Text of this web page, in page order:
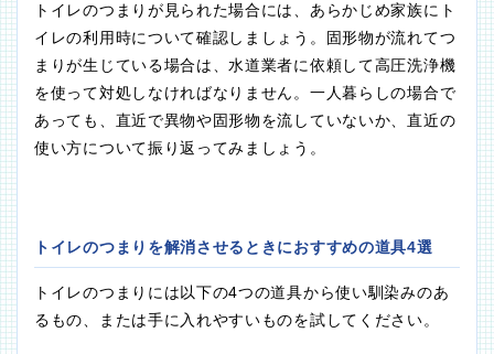
トイレのつまりが見られた場合には、あらかじめ家族にト
イレの利用時について確認しましょう。固形物が流れてつ
まりが生じている場合は、水道業者に依頼して高圧洗浄機
を使って対処しなければなりません。一人暮らしの場合で
あっても、直近で異物や固形物を流していないか、直近の
使い方について振り返ってみましょう。
トイレのつまりを解消させるときにおすすめの道具4選
トイレのつまりには以下の4つの道具から使い馴染みのあ
るもの、または手に入れやすいものを試してください。